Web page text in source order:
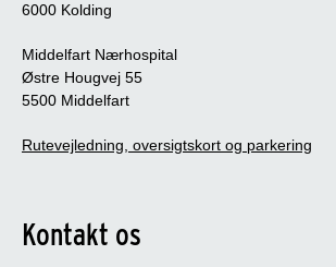
6000 Kolding
Middelfart Nærhospital
Østre Hougvej 55
5500 Middelfart
Rutevejledning, oversigtskort og parkering
Kontakt os